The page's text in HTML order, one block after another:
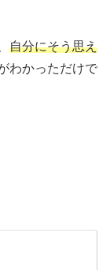
自分にそう思え
わかっただけで